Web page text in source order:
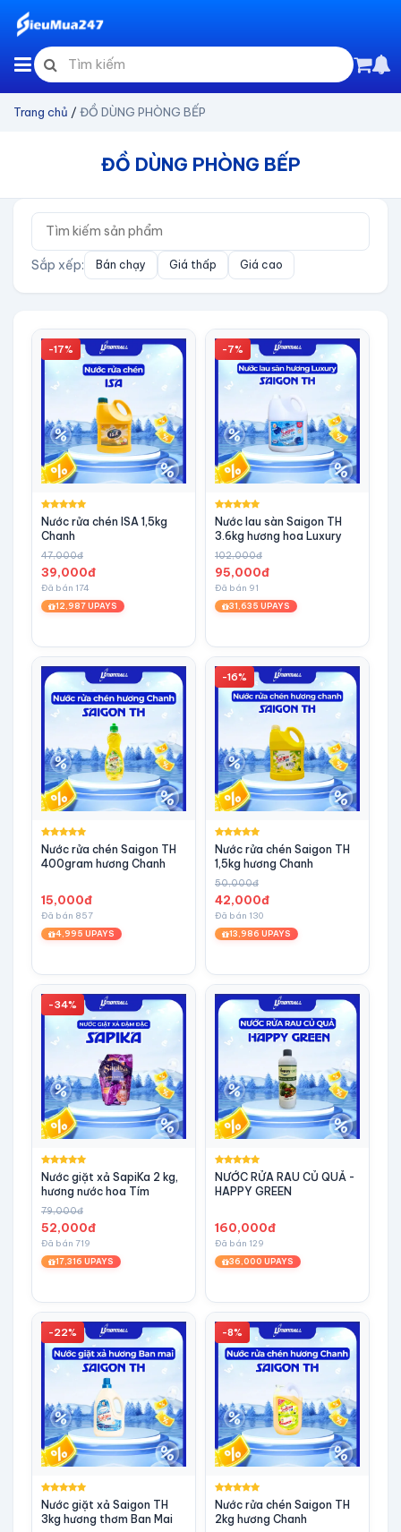
Trang chủ / ĐỒ DÙNG PHÒNG BẾP
ĐỒ DÙNG PHÒNG BẾP
Sắp xếp: Bán chạy Giá thấp Giá cao
-17%
Nước rửa chén ISA 1,5kg
Chanh
47,000đ
39,000đ
Đã bán 174
12,987 UPAYS
-7%
Nước lau sàn Saigon TH
3.6kg hương hoa Luxury
102,000đ
95,000đ
Đã bán 91
31,635 UPAYS
Nước rửa chén Saigon TH
400gram hương Chanh
15,000đ
Đã bán 857
4,995 UPAYS
-16%
Nước rửa chén Saigon TH
1,5kg hương Chanh
50,000đ
42,000đ
Đã bán 130
13,986 UPAYS
-34%
Nước giặt xả SapiKa 2 kg,
hương nước hoa Tím
79,000đ
52,000đ
Đã bán 719
17,316 UPAYS
NƯỚC RỬA RAU CỦ QUẢ -
HAPPY GREEN
160,000đ
Đã bán 129
36,000 UPAYS
-22%
Nước giặt xả Saigon TH
3kg hương thơm Ban Mai
-8%
Nước rửa chén Saigon TH
2kg hương Chanh